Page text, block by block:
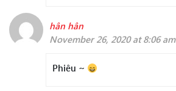
hân hân
November 26, 2020 at 8:06 am
Phiêu ~